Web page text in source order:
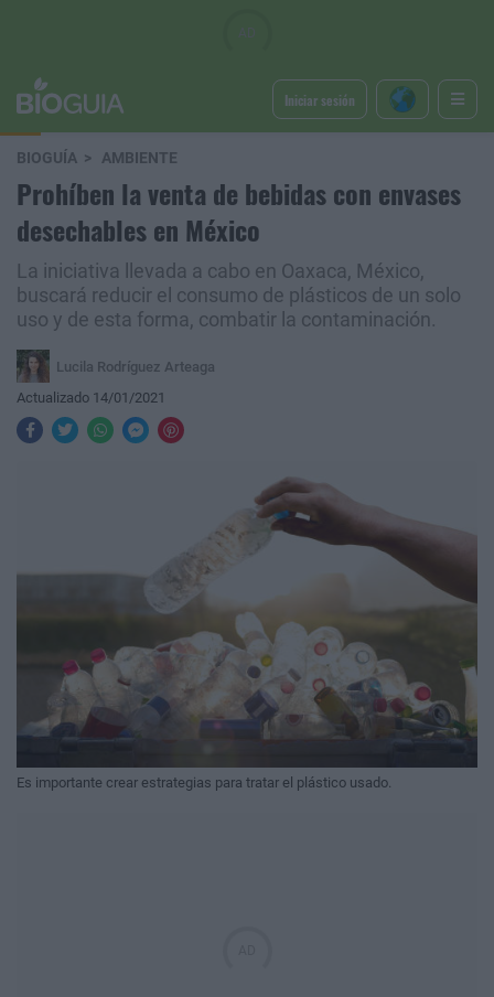
Iniciar sesión
BIOGUÍA AMBIENTE
Prohíben la venta de bebidas con envases
desechables en México
La iniciativa llevada a cabo en Oaxaca, México,
buscará reducir el consumo de plásticos de un solo
uso y de esta forma, combatir la contaminación.
Lucila Rodríguez Arteaga
Actualizado 14/01/2021
Es importante crear estrategias para tratar el plástico usado.